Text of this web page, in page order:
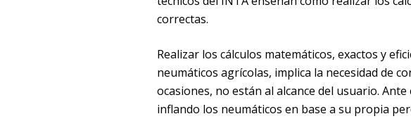
correctas.
Realizar los cálculos matemáticos, exactos y
neumáticos agrícolas, implica la necesidad de
ocasiones, no están al alcance del usuario.
inflando los neumáticos en base a su propia